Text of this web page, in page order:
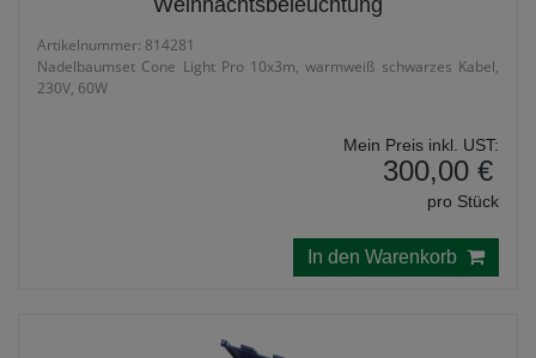
Weihnachtsbeleuchtung
Artikelnummer: 814281
Nadelbaumset Cone Light Pro 10x3m, warmweiß schwarzes Kabel,
230V, 60W
Mein Preis inkl. UST:
300,00 €
pro Stück
In den Warenkorb